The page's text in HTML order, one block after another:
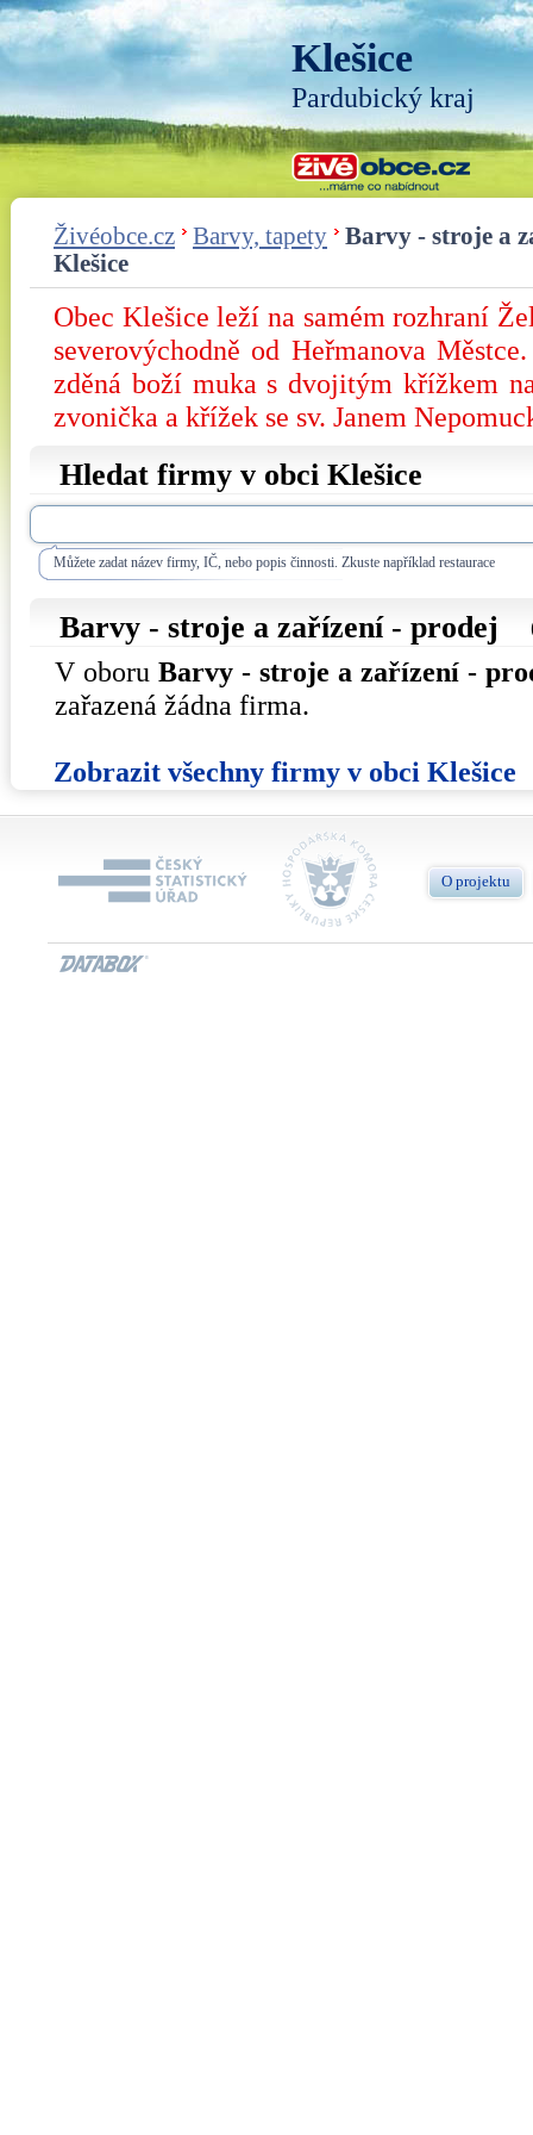
Klešice
Pardubický kraj
Živéobce.cz Barvy, tapety
Barvy - stroje a
Klešice
Obec Klešice leží na samém rozhraní
severovýchodně od Heřmanova
zděná boží muka s dvojitým křížkem
zvonička a křížek se sv. Janem
Hledat firmy v obci Klešice
Můžete zadat název firmy, IČ, nebo popis činnosti. Zkuste například restaurace
Barvy - stroje a zařízení - prodej
V oboru Barvy - stroje a zařízení -
zařazená žádna firma.
Zobrazit všechny firmy v obci Klešice
O projektu